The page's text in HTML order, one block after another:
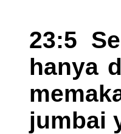
23:5
hanya
jumbai